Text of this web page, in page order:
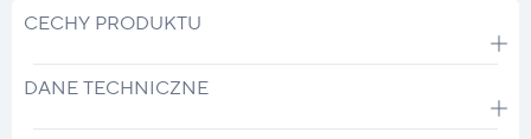
CECHY PRODUKTU
DANE TECHNICZNE